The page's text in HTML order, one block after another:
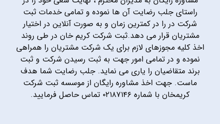
راستای جلب رضایت آن ها نموده و تمامی خدمات ثبت
شرکت در را در کمترین زمان و به صورت آنلاین در اختیار
مشتریان قرار می دهد.ثبت شرکت کریم خان در طی روند
اخذ کلیه مجوزهای لازم برای یک شرکت مشتریان را همراهی
نموده و در تمامی امور جهت به ثبت رسیدن شرکت و ثبت
برند متقاضیان را یاری می نماید. جلب رضایت شما هدف
ماست. جهت اخذ مشاوره رایگان از موسسه ثبت شرکت
کریمخان با شماره ۰۲۱۸۷۱۴۶ تماس حاصل فرمایید.